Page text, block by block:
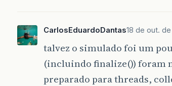
CarlosEduardoDantas18 de out.
talvez o simulado foi um
(incluindo finalize()) foram
preparado para threads,